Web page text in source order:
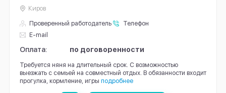
Проверенный работодатель
Телефон
E-mail
Киров
Оплата: по договоренности
Требуется няня на длительный срок. С возможностью
выезжать с семьей на совместный отдых. В обязанности входит
прогулка, кормление, игры подробнее